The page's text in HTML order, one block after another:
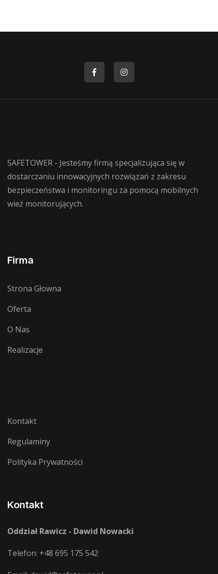
SAFETOWER - Jesteśmy firmą specjalizująca się w
dostarczaniu innowacyjnych rozwiązań z zakresu
bezpieczeństwa i monitoringu za pomocą mobilnych
wież monitorujących.
Firma
Strona Głowna
Oferta
O Nas
Realizacje
Kontakt
Regulaminy
Polityka Prywatności
Kontakt
Oddział Rawicz - Dawid Nowacki
Telefon: +48 695 175 542